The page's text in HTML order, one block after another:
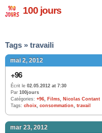
100 jours
Tags » travaili
mai 2, 2012
+96
Écrit le 02.05.2012 at 7:30
Par 100jours
Catégories: +96, Films, Nicolas Contant
Tags: choix, consommation, travail
mar 23, 2012